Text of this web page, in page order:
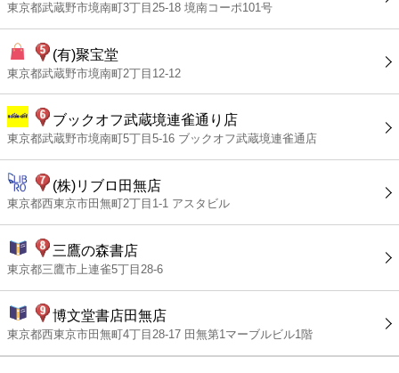
東京都武蔵野市境南町3丁目25-18 境南コーポ101号
(有)聚宝堂
東京都武蔵野市境南町2丁目12-12
ブックオフ武蔵境連雀通り店
東京都武蔵野市境南町5丁目5-16 ブックオフ武蔵境連雀通店
(株)リブロ田無店
東京都西東京市田無町2丁目1-1 アスタビル
三鷹の森書店
東京都三鷹市上連雀5丁目28-6
博文堂書店田無店
東京都西東京市田無町4丁目28-17 田無第1マーブルビル1階